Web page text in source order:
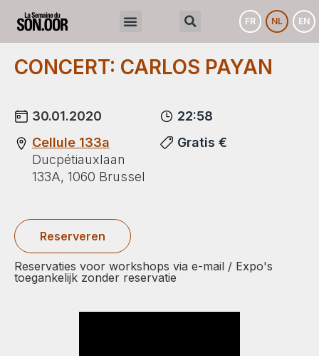
FR NL EN
CONCERT: CARLOS PAYAN
30.01.2020
Cellule 133a
Ducpétiauxlaan
133A, 1060 Brussel
22:58
Gratis €
Reserveren
Reservaties voor workshops via e-mail / Expo's
toegankelijk zonder reservatie